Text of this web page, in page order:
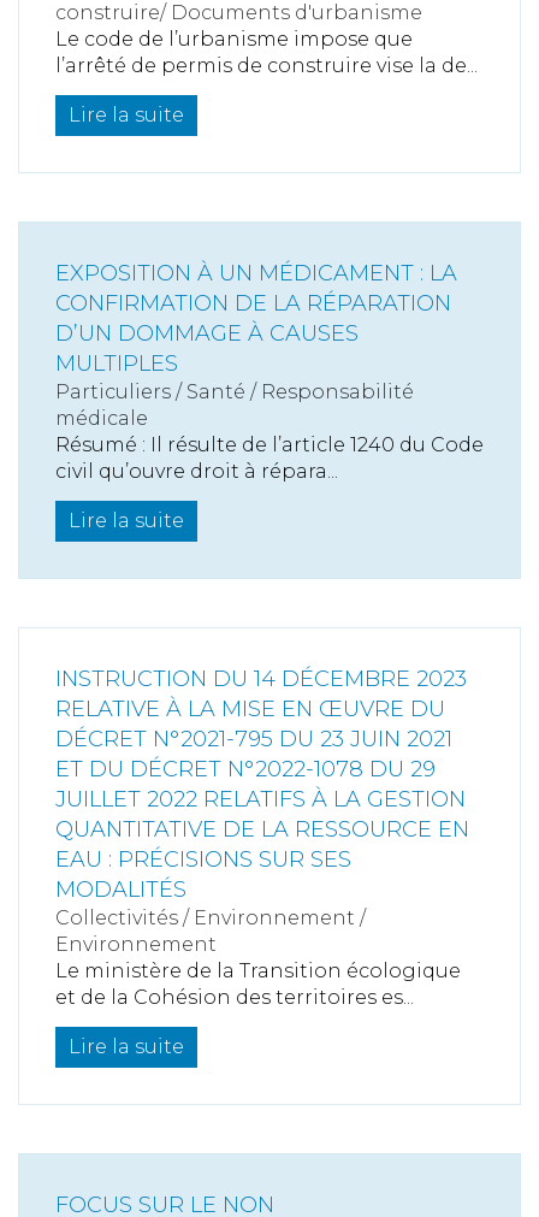
construire/ Documents d'urbanisme
Le code de l’urbanisme impose que
l’arrêté de permis de construire vise la de...
Lire la suite
EXPOSITION À UN MÉDICAMENT : LA
CONFIRMATION DE LA RÉPARATION
D’UN DOMMAGE À CAUSES
MULTIPLES
Particuliers / Santé / Responsabilité
médicale
Résumé : Il résulte de l’article 1240 du Code
civil qu’ouvre droit à répara...
Lire la suite
INSTRUCTION DU 14 DÉCEMBRE 2023
RELATIVE À LA MISE EN ŒUVRE DU
DÉCRET N°2021-795 DU 23 JUIN 2021
ET DU DÉCRET N°2022-1078 DU 29
JUILLET 2022 RELATIFS À LA GESTION
QUANTITATIVE DE LA RESSOURCE EN
EAU : PRÉCISIONS SUR SES
MODALITÉS
Collectivités / Environnement /
Environnement
Le ministère de la Transition écologique
et de la Cohésion des territoires es...
Lire la suite
FOCUS SUR LE NON